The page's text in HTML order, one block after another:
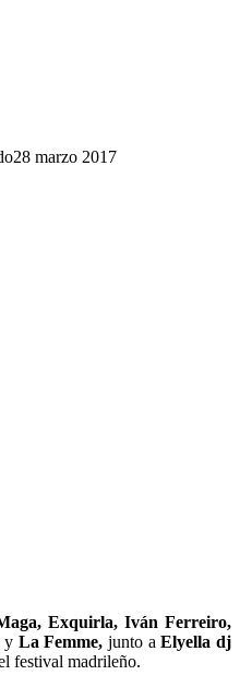
28 marzo 2017
Exquirla, Iván Ferreiro,
y La Femme, junto a Elyella dj
festival madrileño.